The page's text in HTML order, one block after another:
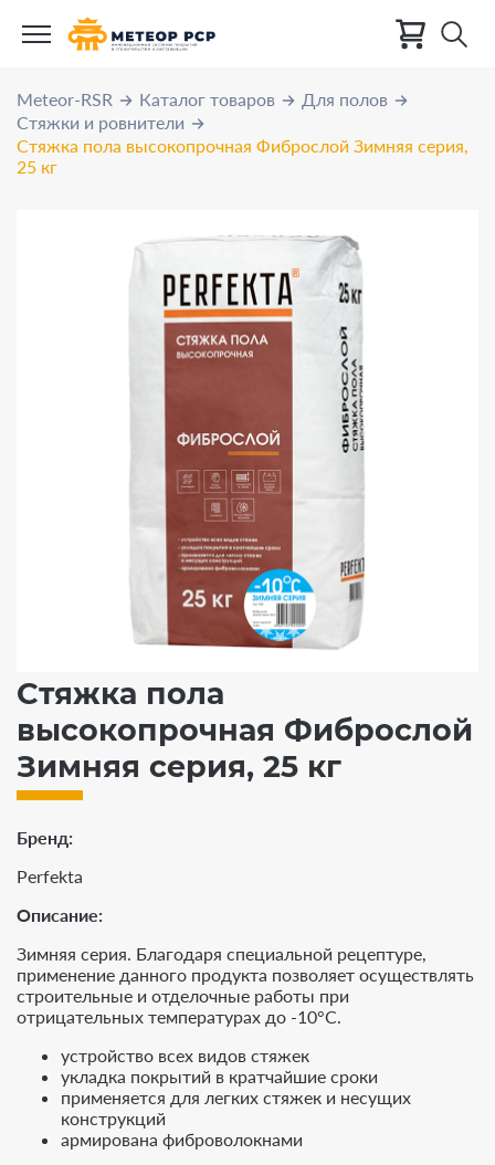
Meteor-RSR Каталог товаров
Для полов
Стяжки и ровнители
Стяжка пола высокопрочная Фиброслой Зимняя серия,
25 кг
Стяжка пола
высокопрочная Фиброслой
Зимняя серия, 25 кг
Бренд
Perfekta
Описание:
Зимняя серия. Благодаря специальной рецептуре,
применение данного продукта позволяет осуществлять
строительные и отделочные работы при
отрицательных температурах до -10°С.
устройство всех видов стяжек
укладка покрытий в кратчайшие сроки
применяется для легких стяжек и несущих
конструкций
армирована фиброволокнами